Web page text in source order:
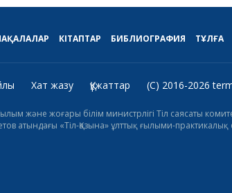
КІТАПТАР БИБЛИОГРАФИЯ ТҰЛҒА
Хат жазу Құжаттар (C) 2016-2026
және жоғары білім министрлігі Тіл саясаты
атындағы «Тіл-Қазына» ұлттық ғылыми-практикалық